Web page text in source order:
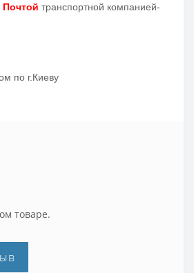
транспортной компанией-
по г.Киеву
товаре.